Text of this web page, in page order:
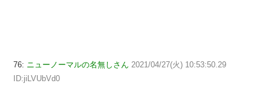
76: ニューノーマルの名無しさん 2021/04/27(火) 10:53:50.29
ID:jiLVUbVd0